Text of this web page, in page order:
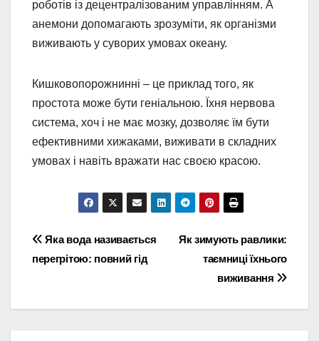
роботів із децентралізованим управлінням. А
анемони допомагають зрозуміти, як організми
виживають у суворих умовах океану.
Кишковопорожнинні – це приклад того, як
простота може бути геніальною. Їхня нервова
система, хоч і не має мозку, дозволяє їм бути
ефективними хижаками, виживати в складних
умовах і навіть вражати нас своєю красою.
Навігація
записів
Як зимують равлики:
таємниці їхнього
виживання
Яка вода називається
перегрітою: повний гід